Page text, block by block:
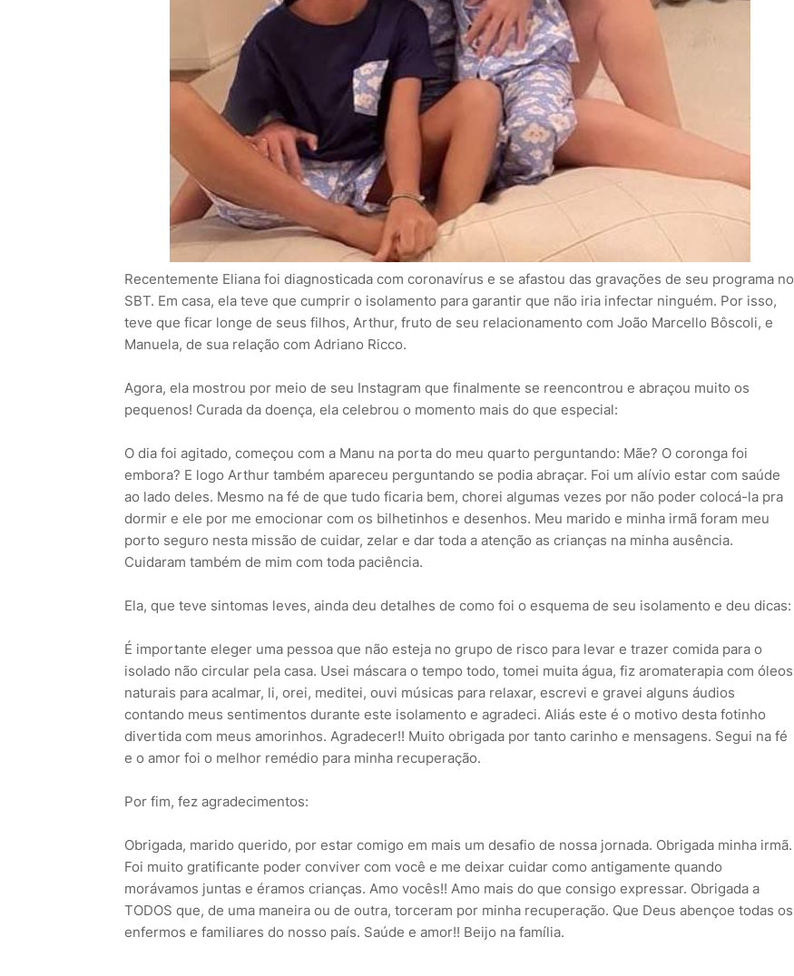
Recentemente Eliana foi diagnosticada com coronavírus e se afastou das gravações de seu programa no
SBT. Em casa, ela teve que cumprir o isolamento para garantir que não iria infectar ninguém. Por isso,
teve que ficar longe de seus filhos, Arthur, fruto de seu relacionamento com João Marcello Bôscoli, e
Manuela, de sua relação com Adriano Ricco.
Agora, ela mostrou por meio de seu Instagram que finalmente se reencontrou e abraçou muito os
pequenos! Curada da doença, ela celebrou o momento mais do que especial:
O dia foi agitado, começou com a Manu na porta do meu quarto perguntando: Mãe? O coronga foi
embora? E logo Arthur também apareceu perguntando se podia abraçar. Foi um alívio estar com saúde
ao lado deles. Mesmo na fé de que tudo ficaria bem, chorei algumas vezes por não poder colocá-la pra
dormir e ele por me emocionar com os bilhetinhos e desenhos. Meu marido e minha irmã foram meu
porto seguro nesta missão de cuidar, zelar e dar toda a atenção as crianças na minha ausência.
Cuidaram também de mim com toda paciência.
Ela, que teve sintomas leves, ainda deu detalhes de como foi o esquema de seu isolamento e deu dicas:
É importante eleger uma pessoa que não esteja no grupo de risco para levar e trazer comida para o
isolado não circular pela casa. Usei máscara o tempo todo, tomei muita água, fiz aromaterapia com óleos
naturais para acalmar, li, orei, meditei, ouvi músicas para relaxar, escrevi e gravei alguns áudios
contando meus sentimentos durante este isolamento e agradeci. Aliás este é o motivo desta fotinho
divertida com meus amorinhos. Agradecer!! Muito obrigada por tanto carinho e mensagens. Segui na fé
e o amor foi o melhor remédio para minha recuperação.
Por fim, fez agradecimentos:
Obrigada, marido querido, por estar comigo em mais um desafio de nossa jornada. Obrigada minha irmã.
Foi muito gratificante poder conviver com você e me deixar cuidar como antigamente quando
morávamos juntas e éramos crianças. Amo vocês!! Amo mais do que consigo expressar. Obrigada a
TODOS que, de uma maneira ou de outra, torceram por minha recuperação. Que Deus abençoe todas os
enfermos e familiares do nosso país. Saúde e amor!! Beijo na família.